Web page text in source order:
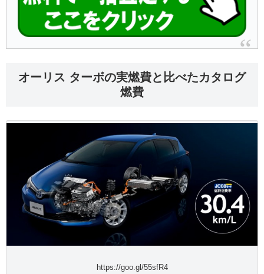
オーリス ターボの実燃費と比べたカタログ
燃費
https://goo.gl/55sfR4